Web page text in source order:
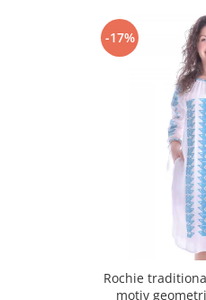
-17%
Rochie
motiv